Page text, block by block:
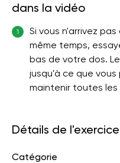
dans la vidéo
1
Si vous n'arrivez
même temps,
bas de votre dos.
jusqu'à ce que vous
maintenir toutes les
Détails de l'exercice
Catégorie